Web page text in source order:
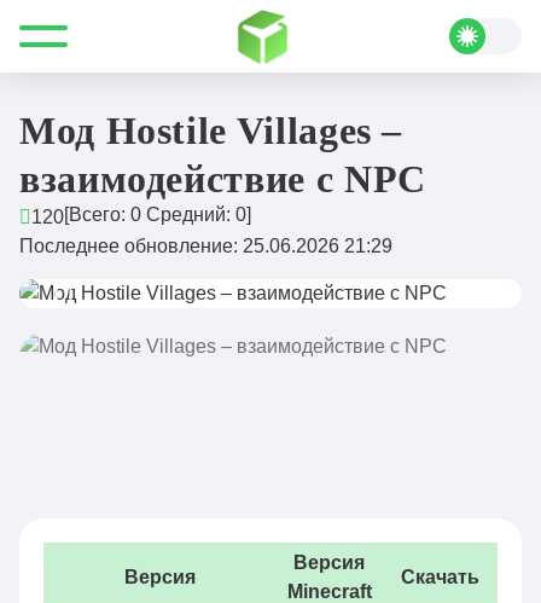
Все для Minecraft
Необычные
Мод Hostile Villages – взаимодействие с NPC
Мод Hostile Villages –
взаимодействие с NPC
120[Всего: 0 Средний: 0]
Последнее обновление: 25.06.2026 21:29
Версия
Версия
Minecraft
Скачать